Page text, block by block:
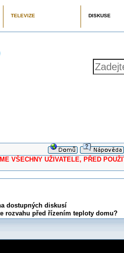
TELEVIZE DISKUSE
UŽIVATELE, PŘED
dostupných diskusí
rozvahu před řízením teploty domu?